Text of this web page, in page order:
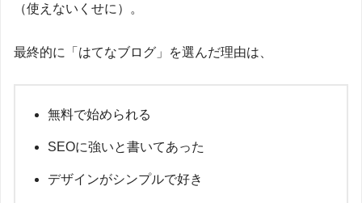
（使えないくせに）。
最終的に「はてなブログ」を選んだ理由は、
無料で始められる
SEOに強いと書いてあった
デザインがシンプルで好き